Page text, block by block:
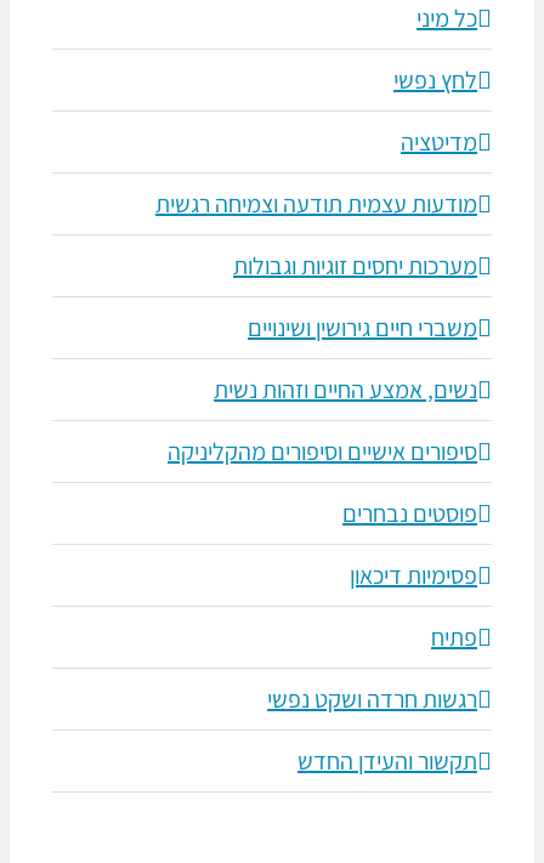
כל מיני
לחץ נפשי
מדיטציה
מודעות עצמית תודעה וצמיחה רגשית
מערכות יחסים זוגיות וגבולות
משברי חיים גירושין ושינויים
נשים, אמצע החיים וזהות נשית
סיפורים אישיים וסיפורים מהקליניקה
פוסטים נבחרים
פסימיות דיכאון
רגשות חרדה ושקט נפשי
תקשור והעידן החדש